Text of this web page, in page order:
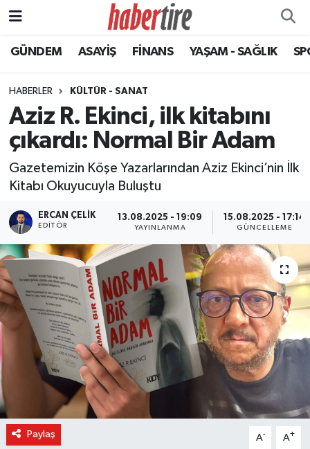
GÜNDEM ASAYİŞ FİNANS YAŞAM - SAĞLIK
HABERLER KÜLTÜR - SANAT
Aziz R. Ekinci, ilk kitabını
çıkardı: Normal Bir Adam
Gazetemizin Köşe Yazarlarından Aziz Ekinci’nin İlk
Kitabı Okuyucuyla Buluştu
ERCAN ÇELIK
EDITÖR
13.08.2025 - 19:09
YAYINLANMA
15.08.2025 - 17:14
GÜNCELLEME
Paylaş A- A+
Tire Nöbetçi Eczaneler
Tire Hava Durumu
Tire Trafik Yoğunluk Haritası
Tüm Manşetler
Son Dakika Haberleri
Haber Arşivi